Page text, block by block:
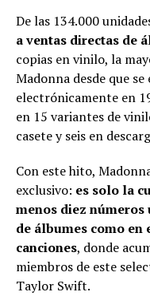
De las 134.000
a ventas directas de
copias en vinilo, la
Madonna desde que
electrónicamente en
en 15 variantes de
casete y seis en
Con este hito,
exclusivo: es solo la
menos diez
de álbumes como
canciones, donde
miembros de este
Taylor Swift.